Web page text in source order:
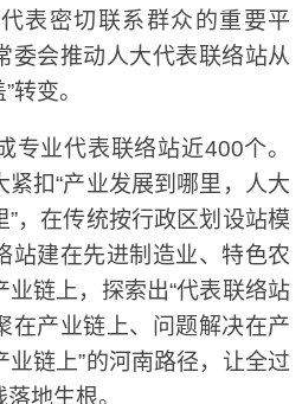
表密切联系群众的重要平
委会推动人大代表联络站从
转变。
业代表联络站近400个。
扣“产业发展到哪里，人大
，在传统按行政区划设站模
站建在先进制造业、特色农
链上，探索出“代表联络站
在产业链上、问题解决在产
链上”的河南路径，让全过
地生根。